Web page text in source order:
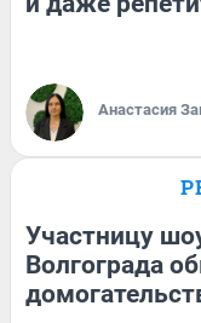
Анастасия
Участницу
Волгограда